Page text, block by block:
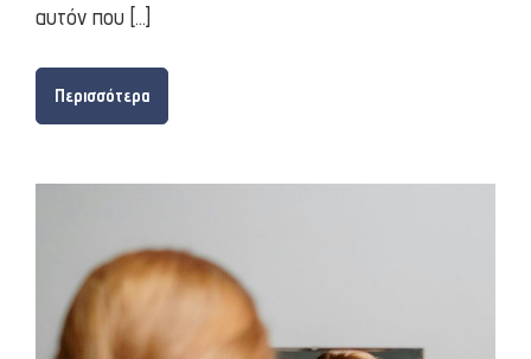
αυτόν που […]
Περισσότερα